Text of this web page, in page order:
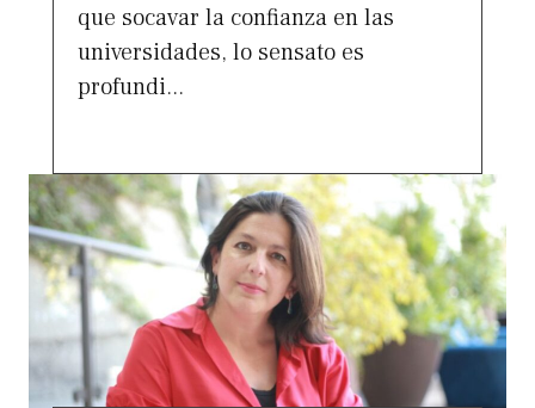
que socavar la confianza en las
universidades, lo sensato es
profundi...